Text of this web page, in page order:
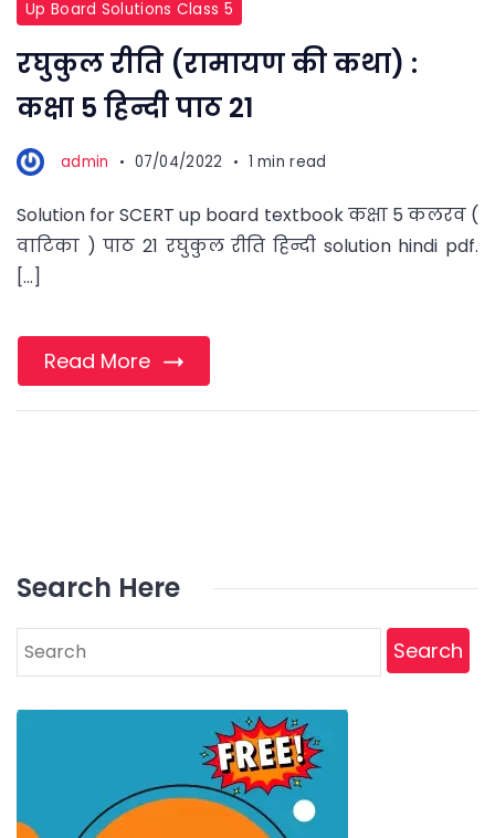
Up Board Solutions Class 5
रघुकुल रीति (रामायण की कथा) :
कक्षा 5 हिन्दी पाठ 21
admin 07/04/2022 1 min read
Solution for SCERT up board textbook कक्षा 5 कलरव (
वाटिका ) पाठ 21 रघुकुल रीति हिन्दी solution hindi pdf.
[…]
Read More
Search Here
Search
for: